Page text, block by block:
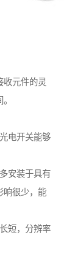
收元件的灵
电开关能够
安装于具有
响很少，能
短，分辨率